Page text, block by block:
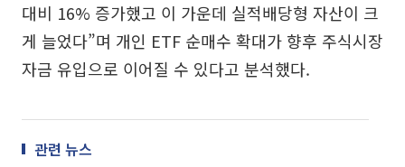
대비 16% 증가했고 이 가운데 실적배당형 자산이 크
게 늘었다”며 개인 ETF 순매수 확대가 향후 주식시장
자금 유입으로 이어질 수 있다고 분석했다.
관련 뉴스